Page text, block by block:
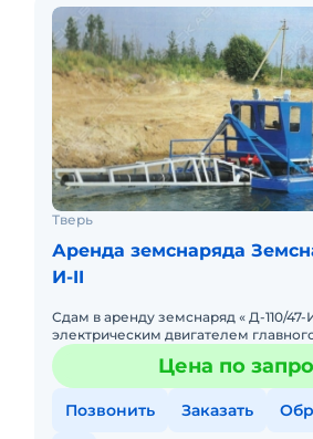
Тверь
Аренда земснаряда
И-II
Сдам в аренду земснаряд « Д-110/47-
электрическим двигателем
предназначен для коммерческой
песчано-гравийной смеси при ра
Цена по
Позвонить Заказать